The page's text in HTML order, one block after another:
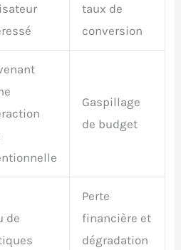
taux de
conversion
Gaspillage
de budget
de
Perte
financière et
dégradation